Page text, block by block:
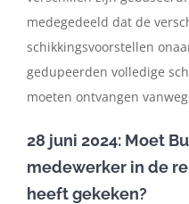
medegedeeld dat de
schikkingsvoorstellen
gedupeerden volledige
moeten ontvangen
28 juni 2024: Moet
medewerker in de
heeft gekeken?